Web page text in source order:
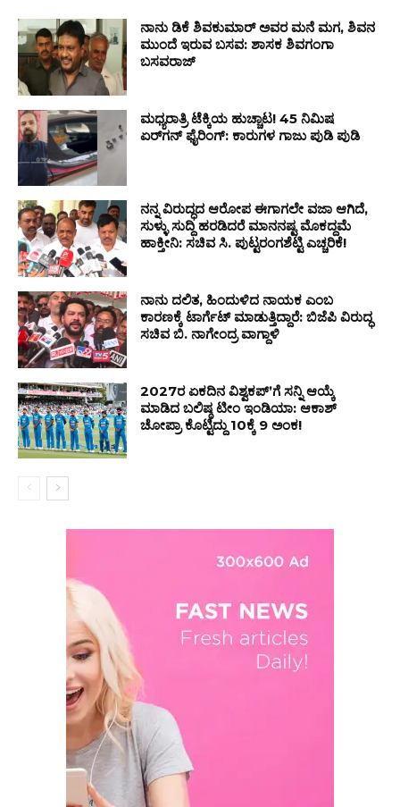
ನಾನು ಡಿಕೆ ಶಿವಕುಮಾರ್ ಅವರ ಮನೆ ಮಗ, ಶಿವನ
ಮುಂದೆ ಇರುವ ಬಸವ: ಶಾಸಕ ಶಿವಗಂಗಾ
ಬಸವರಾಜ್
ಮಧ್ಯರಾತ್ರಿ ಟೆಕ್ಕಿಯ ಹುಚ್ಚಾಟ! 45 ನಿಮಿಷ
ಏರ್‌ಗನ್ ಫೈರಿಂಗ್: ಕಾರುಗಳ ಗಾಜು ಪುಡಿ ಪುಡಿ
ನನ್ನ ವಿರುದ್ಧದ ಆರೋಪ ಈಗಾಗಲೇ ವಜಾ ಆಗಿದೆ,
ಸುಳ್ಳು ಸುದ್ದಿ ಹರಡಿದರೆ ಮಾನನಷ್ಟ ಮೊಕದ್ದಮೆ
ಹಾಕ್ತೀನಿ: ಸಚಿವ ಸಿ. ಪುಟ್ಟರಂಗಶೆಟ್ಟಿ ಎಚ್ಚರಿಕೆ!
ನಾನು ದಲಿತ, ಹಿಂದುಳಿದ ನಾಯಕ ಎಂಬ
ಕಾರಣಕ್ಕೆ ಟಾರ್ಗೆಟ್ ಮಾಡುತ್ತಿದ್ದಾರೆ: ಬಿಜೆಪಿ ವಿರುದ್ಧ
ಸಚಿವ ಬಿ. ನಾಗೇಂದ್ರ ವಾಗ್ದಾಳಿ
2027ರ ಏಕದಿನ ವಿಶ್ವಕಪ್ʼಗೆ ಸನ್ನಿ ಆಯ್ಕೆ
ಮಾಡಿದ ಬಲಿಷ್ಠ ಟೀಂ ಇಂಡಿಯಾ: ಆಕಾಶ್
ಚೋಪ್ರಾ ಕೊಟ್ಟಿದ್ದು 10ಕ್ಕೆ 9 ಅಂಕ!